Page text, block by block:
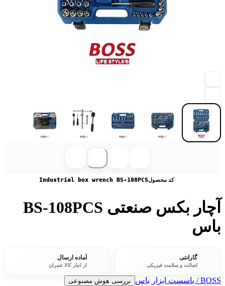
کد محصولIndustrial box wrench BS-108PCS
آچار بکس صنعتی BS-108PCS
باس
گارانتی
اصالت و سلامت فیزیکی
آماده ارسال
از انبار کالا عمران
BOSS / باس ست ابزار باس بررسی هوش مصنوعی